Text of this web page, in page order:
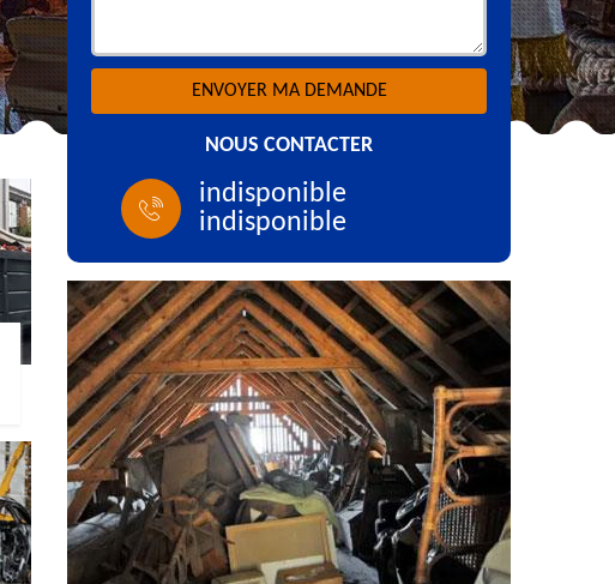
NOUS CONTACTER
indisponible
indisponible